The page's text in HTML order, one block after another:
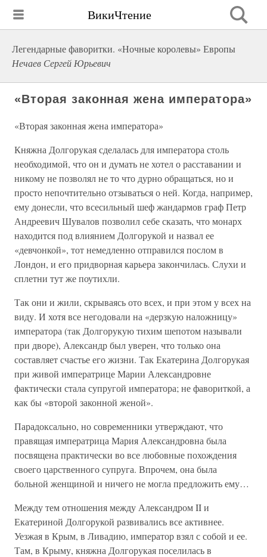
ВикиЧтение
Легендарные фаворитки. «Ночные королевы» Европы
Нечаев Сергей Юрьевич
«Вторая законная жена императора»
«Вторая законная жена императора»
Княжна Долгорукая сделалась для императора столь
необходимой, что он и думать не хотел о расставании и
никому не позволял не то что дурно обращаться, но и
просто непочтительно отзываться о ней. Когда, например,
ему донесли, что всесильный шеф жандармов граф Петр
Андреевич Шувалов позволил себе сказать, что монарх
находится под влиянием Долгорукой и назвал ее
«девчонкой», тот немедленно отправился послом в
Лондон, и его придворная карьера закончилась. Слухи и
сплетни тут же поутихли.
Так они и жили, скрываясь ото всех, и при этом у всех на
виду. И хотя все негодовали на «дерзкую наложницу»
императора (так Долгорукую тихим шепотом называли
при дворе), Александр был уверен, что только она
составляет счастье его жизни. Так Екатерина Долгорукая
при живой императрице Марии Александровне
фактически стала супругой императора; не фавориткой, а
как бы «второй законной женой».
Парадоксально, но современники утверждают, что
правящая императрица Мария Александровна была
посвящена практически во все любовные похождения
своего царственного супруга. Впрочем, она была
больной женщиной и ничего не могла предложить ему…
Между тем отношения между Александром II и
Екатериной Долгорукой развивались все активнее.
Уезжая в Крым, в Ливадию, император взял с собой и ее.
Там, в Крыму, княжна Долгорукая поселилась в